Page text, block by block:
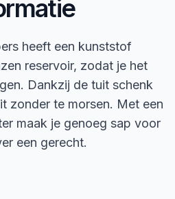
heeft een kunststof
reservoir, zodat je het
Dankzij de tuit schenk
zonder te morsen. Met een
maak je genoeg sap voor
een gerecht.